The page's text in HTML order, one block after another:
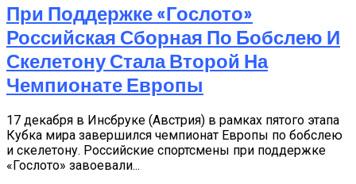
При Поддержке «Гослото»
Российская Сборная По Бобслею И
Скелетону Стала Второй На
Чемпионате Европы
17 декабря в Инсбруке (Австрия) в рамках пятого этапа
Кубка мира завершился чемпионат Европы по бобслею
и скелетону. Российские спортсмены при поддержке
«Гослото» завоевали...